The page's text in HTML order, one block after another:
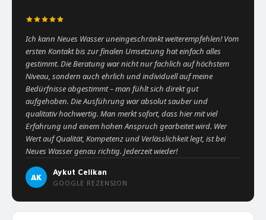
Ich kann Neues Wasser uneingeschränkt weiterempfehlen! Vom
ersten Kontakt bis zur finalen Umsetzung hat einfach alles
gestimmt. Die Beratung war nicht nur fachlich auf höchstem
Niveau, sondern auch ehrlich und individuell auf meine
Bedürfnisse abgestimmt – man fühlt sich direkt gut
aufgehoben. Die Ausführung war absolut sauber und
qualitativ hochwertig. Man merkt sofort, dass hier mit viel
Erfahrung und einem hohen Anspruch gearbeitet wird. Wer
Wert auf Qualität, Kompetenz und Verlässlichkeit legt, ist bei
Neues Wasser genau richtig. Jederzeit wieder!
AK
Aykut Celikan
GOOGLE REZENSION